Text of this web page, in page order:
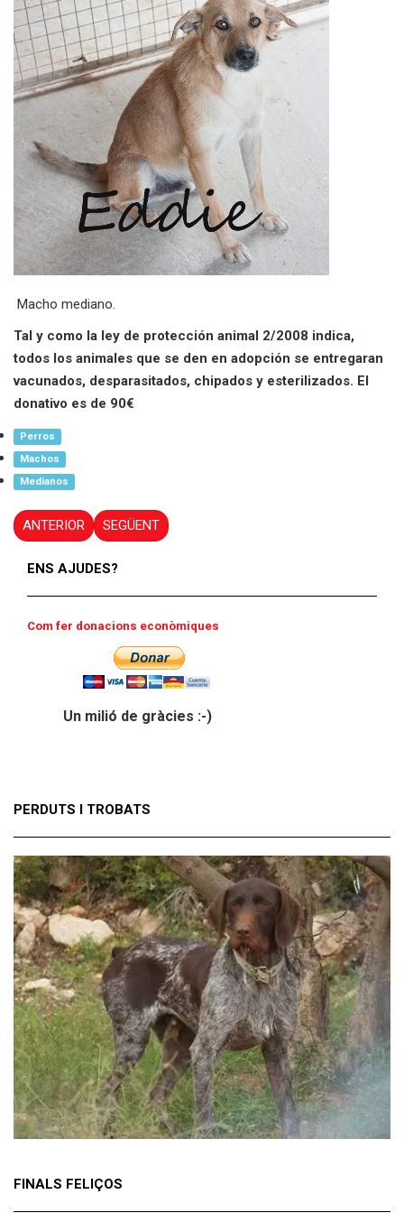
Macho mediano.
Tal y como la ley de protección animal 2/2008 indica,
todos los animales que se den en adopción se entregaran
vacunados, desparasitados, chipados y esterilizados. El
donativo es de 90€
Perros
Machos
Medianos
ANTERIOR SEGÜENT
ENS AJUDES?
Com fer donacions econòmiques
Un milió de gràcies :-)
PERDUTS I TROBATS
FINALS FELIÇOS